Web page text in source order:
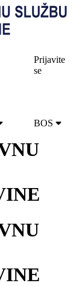
Prijavite
se
BOS